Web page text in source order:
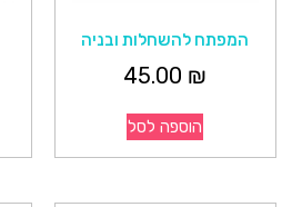
המפתח להשחלות ובניה
45.00 ₪
הוספה לסל